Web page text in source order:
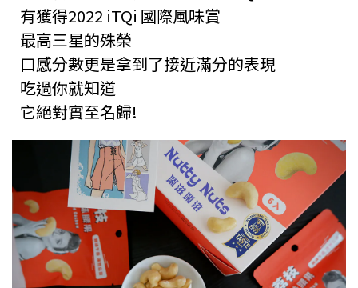
有獲得2022 iTQi 國際風味賞
最高三星的殊榮
口感分數更是拿到了接近滿分的表現
吃過你就知道
它絕對實至名歸!